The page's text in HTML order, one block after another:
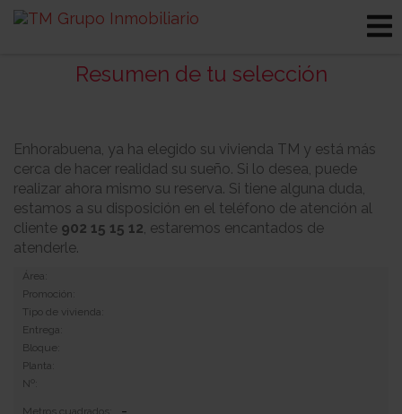
Resumen de tu selección
Enhorabuena, ya ha elegido su vivienda TM y está más
cerca de hacer realidad su sueño. Si lo desea, puede
realizar ahora mismo su reserva. Si tiene alguna duda,
estamos a su disposición en el teléfono de atención al
cliente 902 15 15 12, estaremos encantados de
atenderle.
Área:
Promoción:
Tipo de vivienda:
Entrega:
Bloque:
Planta:
Nº:
Metros cuadrados: